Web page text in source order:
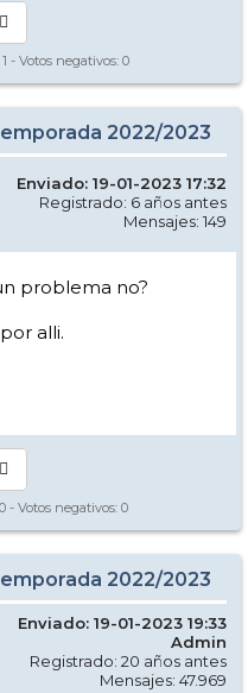
1 - Votos negativos: 0
2022/2023
Enviado: 19-01-2023 17:32
Registrado: 6 años antes
Mensajes: 149
problema no?
alli.
0 - Votos negativos: 0
2022/2023
Enviado: 19-01-2023 19:33
Admin
Registrado: 20 años antes
Mensajes: 47.969